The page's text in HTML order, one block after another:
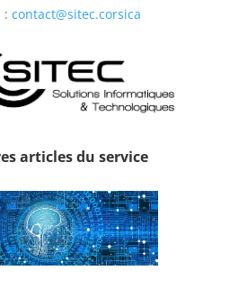
: contact@sitec.corsica
articles du service